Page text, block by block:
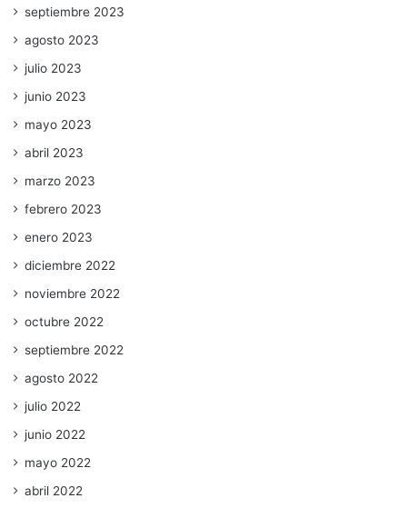
septiembre 2023
agosto 2023
julio 2023
junio 2023
mayo 2023
abril 2023
marzo 2023
febrero 2023
enero 2023
diciembre 2022
noviembre 2022
octubre 2022
septiembre 2022
agosto 2022
julio 2022
junio 2022
mayo 2022
abril 2022